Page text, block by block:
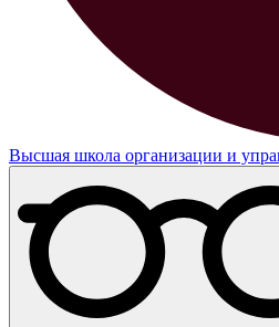
Высшая школа организации и